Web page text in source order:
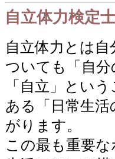
自立体力検定
自立体力とは
ついても「自
「自立」とい
ある「日常生
がります。
この最も重要